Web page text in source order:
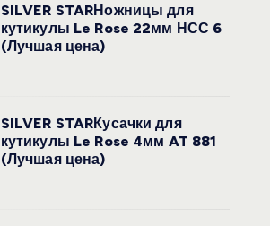
SILVER STARНожницы для
кутикулы Le Rose 22мм НСС 6
(Лучшая цена)
SILVER STARКусачки для
кутикулы Le Rose 4мм AT 881
(Лучшая цена)